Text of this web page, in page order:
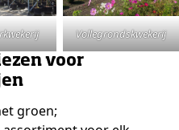
Vollegrondskwekerij
voor
groen;